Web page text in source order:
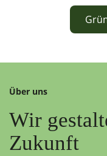
Über uns
Wir
Zukunft